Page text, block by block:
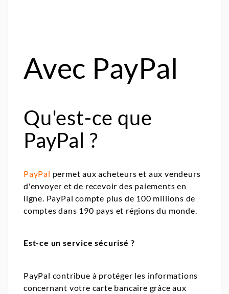
Avec PayPal
Qu'est-ce que
PayPal ?
PayPal permet aux acheteurs et aux vendeurs
d'envoyer et de recevoir des paiements en
ligne. PayPal compte plus de 100 millions de
comptes dans 190 pays et régions du monde.
Est-ce un service sécurisé ?
PayPal contribue à protéger les informations
concernant votre carte bancaire grâce aux